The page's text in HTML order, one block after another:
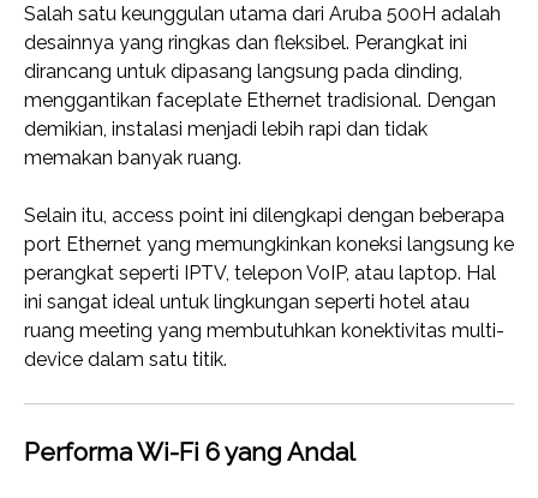
Salah satu keunggulan utama dari Aruba 500H adalah
desainnya yang ringkas dan fleksibel. Perangkat ini
dirancang untuk dipasang langsung pada dinding,
menggantikan faceplate Ethernet tradisional. Dengan
demikian, instalasi menjadi lebih rapi dan tidak
memakan banyak ruang.
Selain itu, access point ini dilengkapi dengan beberapa
port Ethernet yang memungkinkan koneksi langsung ke
perangkat seperti IPTV, telepon VoIP, atau laptop. Hal
ini sangat ideal untuk lingkungan seperti hotel atau
ruang meeting yang membutuhkan konektivitas multi-
device dalam satu titik.
Performa Wi-Fi 6 yang Andal